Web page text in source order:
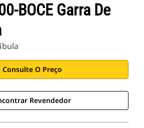
BOCE Garra De
Consulte O Preço
Revendedor